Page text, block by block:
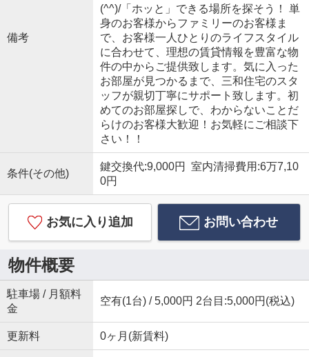
備考
(^^)/「ホッと」できる場所を探そう！ 単
身のお客様からファミリーのお客様ま
で、お客様一人ひとりのライフスタイル
に合わせて、理想の賃貸情報を豊富な物
件の中からご提供致します。気に入った
お部屋が見つかるまで、三和住宅のスタ
ッフが親切丁寧にサポート致します。初
めてのお部屋探しで、わからないことだ
らけのお客様大歓迎！お気軽にご相談下
さい！！
条件(その他)
鍵交換代:9,000円 室内清掃費用:6万7,10
0円
お気に入り追加 お問い合わせ
物件概要
駐車場 / 月額料
金
空有(1台) / 5,000円 2台目:5,000円(税込)
更新料 0ヶ月(新賃料)